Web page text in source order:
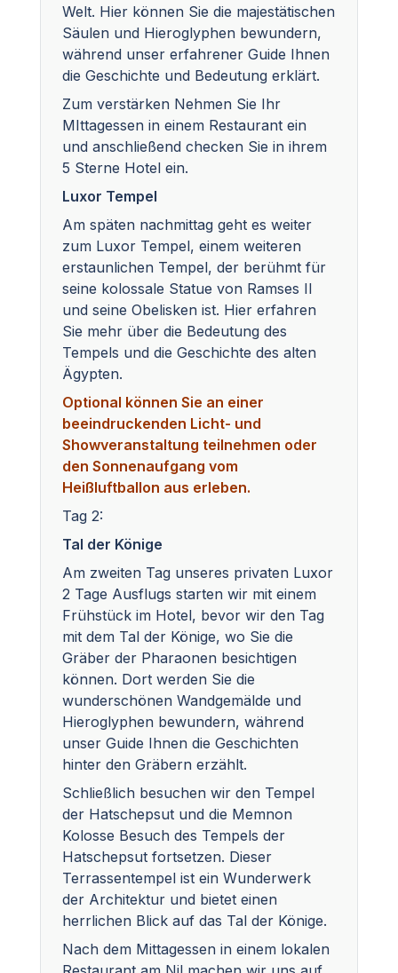
Welt. Hier können Sie die majestätischen
Säulen und Hieroglyphen bewundern,
während unser erfahrener Guide Ihnen
die Geschichte und Bedeutung erklärt.
Zum verstärken Nehmen Sie Ihr
MIttagessen in einem Restaurant ein
und anschließend checken Sie in ihrem
5 Sterne Hotel ein.
Luxor Tempel
Am späten nachmittag geht es weiter
zum Luxor Tempel, einem weiteren
erstaunlichen Tempel, der berühmt für
seine kolossale Statue von Ramses II
und seine Obelisken ist. Hier erfahren
Sie mehr über die Bedeutung des
Tempels und die Geschichte des alten
Ägypten.
Optional können Sie an einer
beeindruckenden Licht- und
Showveranstaltung teilnehmen oder
den Sonnenaufgang vom
Heißluftballon aus erleben.
Tag 2:
Tal der Könige
Am zweiten Tag unseres privaten Luxor
2 Tage Ausflugs starten wir mit einem
Frühstück im Hotel, bevor wir den Tag
mit dem Tal der Könige, wo Sie die
Gräber der Pharaonen besichtigen
können. Dort werden Sie die
wunderschönen Wandgemälde und
Hieroglyphen bewundern, während
unser Guide Ihnen die Geschichten
hinter den Gräbern erzählt.
Schließlich besuchen wir den Tempel
der Hatschepsut und die Memnon
Kolosse Besuch des Tempels der
Hatschepsut fortsetzen. Dieser
Terrassentempel ist ein Wunderwerk
der Architektur und bietet einen
herrlichen Blick auf das Tal der Könige.
Nach dem Mittagessen in einem lokalen